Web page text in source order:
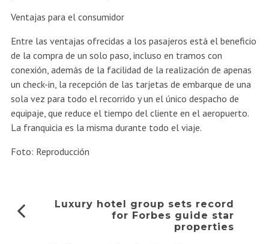
Ventajas para el consumidor
Entre las ventajas ofrecidas a los pasajeros está el beneficio
de la compra de un solo paso, incluso en tramos con
conexión, además de la facilidad de la realización de apenas
un check-in, la recepción de las tarjetas de embarque de una
sola vez para todo el recorrido y un el único despacho de
equipaje, que reduce el tiempo del cliente en el aeropuerto.
La franquicia es la misma durante todo el viaje.
Foto: Reproducción
Luxury hotel group sets record
for Forbes guide star
properties